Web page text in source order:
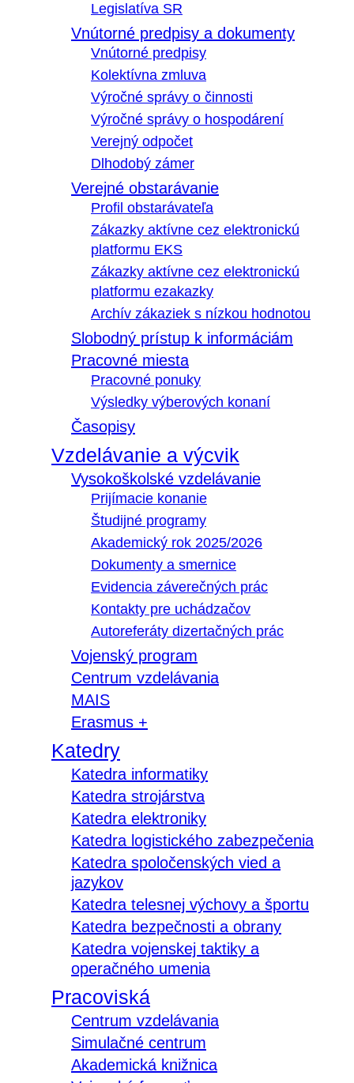
Legislatíva SR
Vnútorné predpisy a dokumenty
Vnútorné predpisy
Kolektívna zmluva
Výročné správy o činnosti
Výročné správy o hospodárení
Verejný odpočet
Dlhodobý zámer
Verejné obstarávanie
Profil obstarávateľa
Zákazky aktívne cez elektronickú
platformu EKS
Zákazky aktívne cez elektronickú
platformu ezakazky
Archív zákaziek s nízkou hodnotou
Slobodný prístup k informáciám
Pracovné miesta
Pracovné ponuky
Výsledky výberových konaní
Časopisy
Vzdelávanie a výcvik
Vysokoškolské vzdelávanie
Prijímacie konanie
Študijné programy
Akademický rok 2025/2026
Dokumenty a smernice
Evidencia záverečných prác
Kontakty pre uchádzačov
Autoreferáty dizertačných prác
Vojenský program
Centrum vzdelávania
MAIS
Erasmus +
Katedry
Katedra informatiky
Katedra strojárstva
Katedra elektroniky
Katedra logistického zabezpečenia
Katedra spoločenských vied a
jazykov
Katedra telesnej výchovy a športu
Katedra bezpečnosti a obrany
Katedra vojenskej taktiky a
operačného umenia
Pracoviská
Centrum vzdelávania
Simulačné centrum
Akademická knižnica